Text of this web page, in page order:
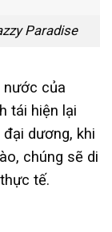
Paradise
nước của
tái hiện lại
dương, khi
chúng sẽ di
tế.